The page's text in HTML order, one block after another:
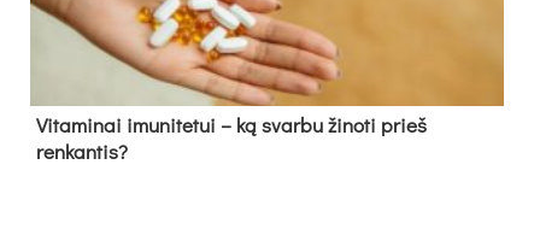
Vitaminai imunitetui – ką svarbu žinoti prieš
renkantis?